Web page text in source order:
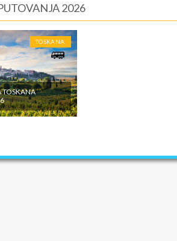
2026
TOSKANA
TOSKANA